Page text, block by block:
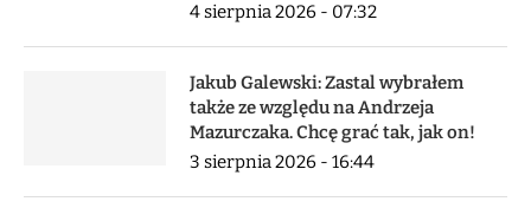
4 sierpnia 2026 - 07:32
Jakub Galewski: Zastal wybrałem
także ze względu na Andrzeja
Mazurczaka. Chcę grać tak, jak on!
3 sierpnia 2026 - 16:44